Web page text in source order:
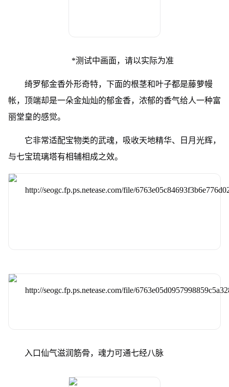
*测试中画面，请以实际为准
绮罗郁金香外形奇特，下面的根茎和叶子都是藤萝幔
帐，顶端却是一朵金灿灿的郁金香，浓郁的香气给人一种富
丽堂皇的感觉。
它非常适配宝物类的武魂，吸收天地精华、日月光辉，
与七宝琉璃塔有相辅相成之效。
入口仙气滋润筋骨，魂力可通七经八脉